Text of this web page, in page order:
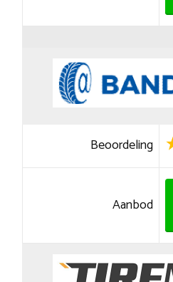
Beoordeling
Aanbod